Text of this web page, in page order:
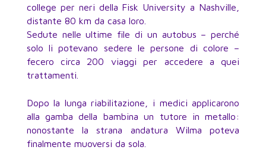
college per neri della Fisk University a Nashville,
distante 80 km da casa loro.
Sedute nelle ultime file di un autobus – perché
solo li potevano sedere le persone di colore –
fecero circa 200 viaggi per accedere a quei
trattamenti.
Dopo la lunga riabilitazione, i medici applicarono
alla gamba della bambina un tutore in metallo:
nonostante la strana andatura Wilma poteva
finalmente muoversi da sola.